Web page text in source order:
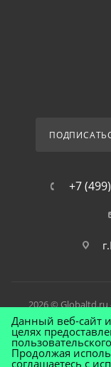
+7
2026 © Globaltd.ru
Данный веб-сайт
целях
Продолжая
соглашаетесь с